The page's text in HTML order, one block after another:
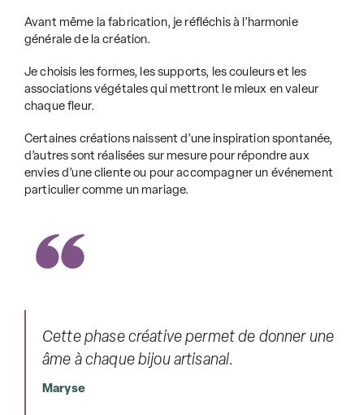
Avant même la fabrication, je réfléchis à l’harmonie
générale de la création.
Je choisis les formes, les supports, les couleurs et les
associations végétales qui mettront le mieux en valeur
chaque fleur.
Certaines créations naissent d’une inspiration spontanée,
d’autres sont réalisées sur mesure pour répondre aux
envies d’une cliente ou pour accompagner un événement
particulier comme un mariage.
Cette phase créative permet de donner une
âme à chaque bijou artisanal.
Maryse